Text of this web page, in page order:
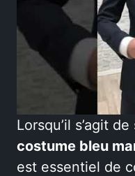
Lorsqu’il s’agit
costume bleu
est essentiel de